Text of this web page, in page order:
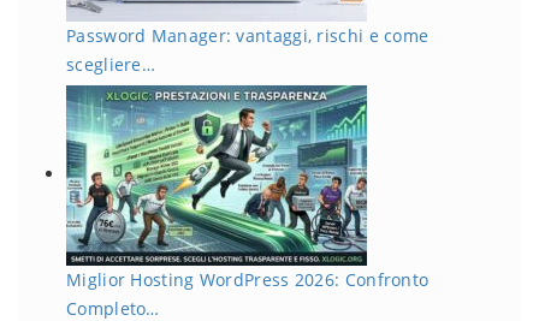
Password Manager: vantaggi, rischi e come
scegliere…
Miglior Hosting WordPress 2026: Confronto
Completo…